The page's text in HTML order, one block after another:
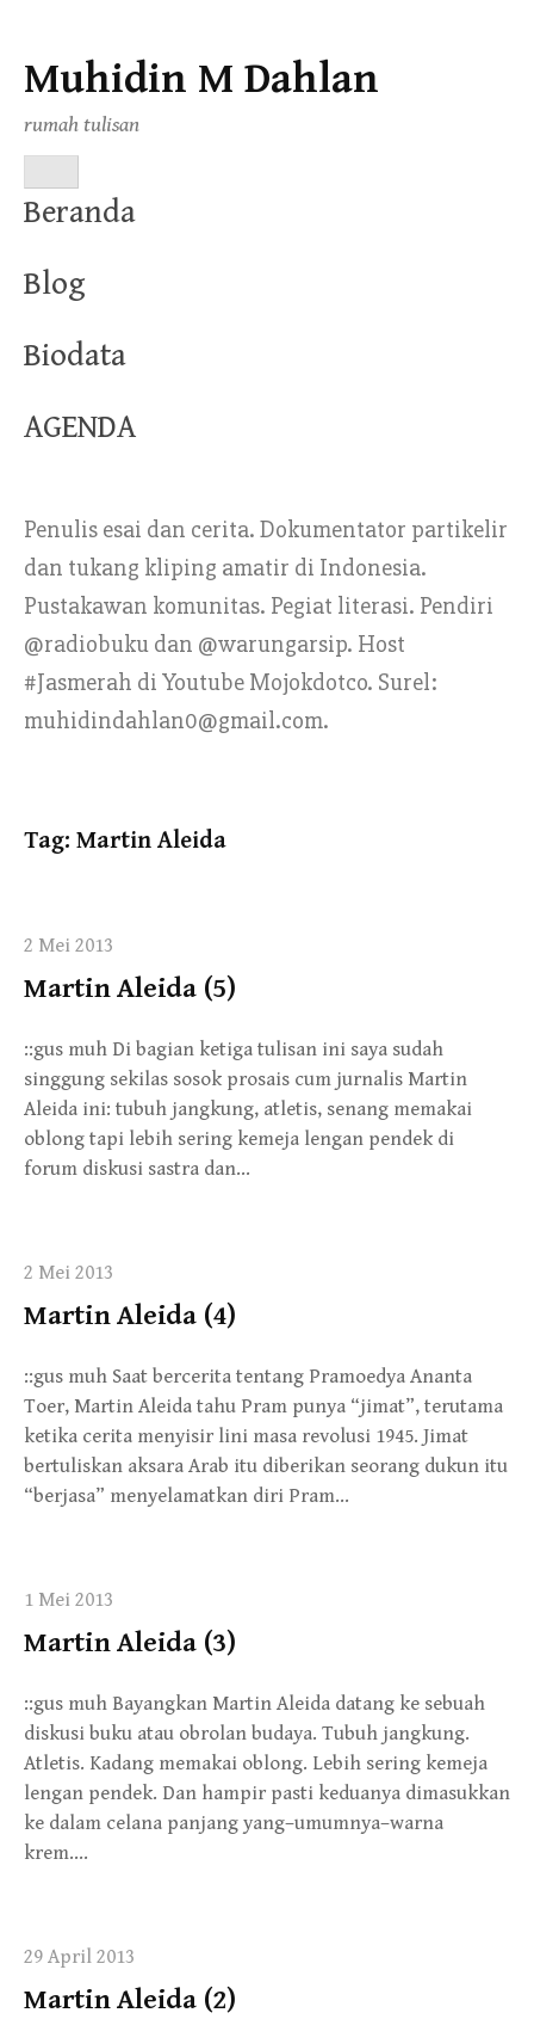
Skip
content
Muhidin M Dahlan
rumah tulisan
Beranda
Blog
Biodata
AGENDA
Penulis esai dan cerita. Dokumentator partikelir
dan tukang kliping amatir di Indonesia.
Pustakawan komunitas. Pegiat literasi. Pendiri
@radiobuku dan @warungarsip. Host
#Jasmerah di Youtube Mojokdotco. Surel:
muhidindahlan0@gmail.com.
Tag: Martin Aleida
2 Mei 2013
Martin Aleida (5)
::gus muh Di bagian ketiga tulisan ini saya sudah
singgung sekilas sosok prosais cum jurnalis Martin
Aleida ini: tubuh jangkung, atletis, senang memakai
oblong tapi lebih sering kemeja lengan pendek di
forum diskusi sastra dan…
2 Mei 2013
Martin Aleida (4)
::gus muh Saat bercerita tentang Pramoedya Ananta
Toer, Martin Aleida tahu Pram punya “jimat”, terutama
ketika cerita menyisir lini masa revolusi 1945. Jimat
bertuliskan aksara Arab itu diberikan seorang dukun itu
“berjasa” menyelamatkan diri Pram…
1 Mei 2013
Martin Aleida (3)
::gus muh Bayangkan Martin Aleida datang ke sebuah
diskusi buku atau obrolan budaya. Tubuh jangkung.
Atletis. Kadang memakai oblong. Lebih sering kemeja
lengan pendek. Dan hampir pasti keduanya dimasukkan
ke dalam celana panjang yang–umumnya–warna
krem….
29 April 2013
Martin Aleida (2)